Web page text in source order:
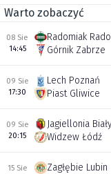
Warto zobaczyć
08 Sie
14:45
Radomiak
Górnik Zabrze
09 Sie
17:30
Lech Poznań
Piast Gliwice
09 Sie
20:15
Jagiellonia
Widzew Łódź
15 Sie
Zagłębie Lubin